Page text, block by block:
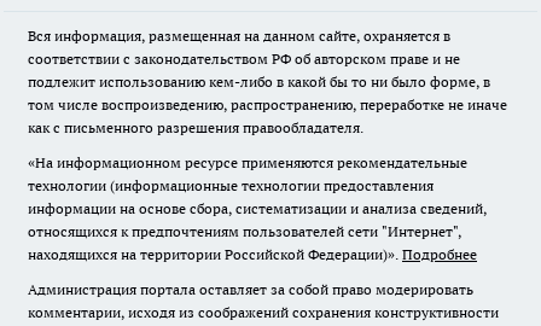
Вся информация, размещенная на данном сайте, охраняется в
соответствии с законодательством РФ об авторском праве и не
подлежит использованию кем-либо в какой бы то ни было форме, в
том числе воспроизведению, распространению, переработке не иначе
как с письменного разрешения правообладателя.
«На информационном ресурсе применяются рекомендательные
технологии (информационные технологии предоставления
информации на основе сбора, систематизации и анализа сведений,
относящихся к предпочтениям пользователей сети "Интернет",
находящихся на территории Российской Федерации)». Подробнее
Администрация портала оставляет за собой право модерировать
комментарии, исходя из соображений сохранения конструктивности